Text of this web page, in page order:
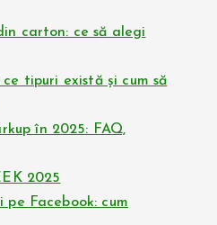
carton: ce să alegi
tipuri există și cum să
în 2025: FAQ,
2025
Facebook: cum